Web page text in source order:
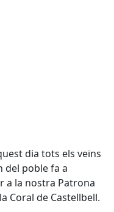
dia tots els veïns
del poble fa a
a la nostra Patrona
Coral de Castellbell.